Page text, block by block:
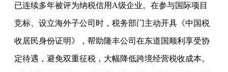
已连续多年被评为纳税信用A级企业。在参与国际项目
竞标、设立海外子公司时，税务部门主动开具《中国税
收居民身份证明》，帮助隆丰公司在东道国顺利享受协
定待遇，避免双重征税，大幅降低跨境经营税收成本。